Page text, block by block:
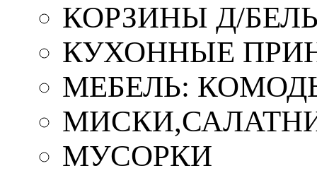
КОРЗИНЫ Д/
КУХОННЫЕ
МЕБЕЛЬ:
МУСОРКИ